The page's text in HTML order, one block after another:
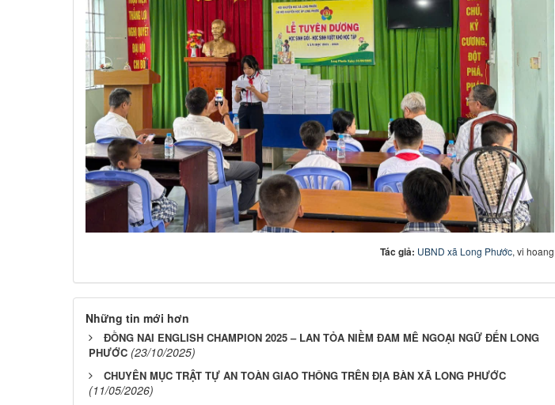
Tác giả: UBND xã Long Phước, vi hoang
Những tin mới hơn
ĐỒNG NAI ENGLISH CHAMPION 2025 – LAN TỎA NIỀM ĐAM MÊ NGOẠI NGỮ ĐẾN LONG
PHƯỚC (23/10/2025)
CHUYÊN MỤC TRẬT TỰ AN TOÀN GIAO THÔNG TRÊN ĐỊA BÀN XÃ LONG PHƯỚC
(11/05/2026)